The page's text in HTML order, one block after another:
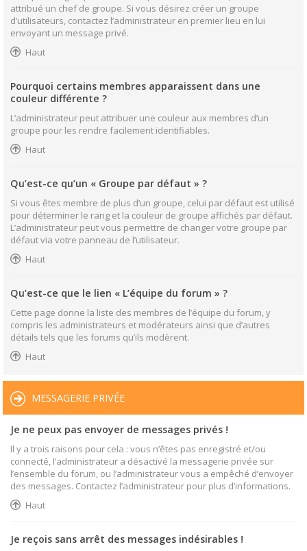
attribué un chef de groupe. Si vous désirez créer un groupe
d’utilisateurs, contactez l’administrateur en premier lieu en lui
envoyant un message privé.
Haut
Pourquoi certains membres apparaissent dans une
couleur différente ?
L’administrateur peut attribuer une couleur aux membres d’un
groupe pour les rendre facilement identifiables.
Haut
Qu’est-ce qu’un « Groupe par défaut » ?
Si vous êtes membre de plus d’un groupe, celui par défaut est utilisé
pour déterminer le rang et la couleur de groupe affichés par défaut.
L’administrateur peut vous permettre de changer votre groupe par
défaut via votre panneau de l’utilisateur.
Haut
Qu’est-ce que le lien « L’équipe du forum » ?
Cette page donne la liste des membres de l’équipe du forum, y
compris les administrateurs et modérateurs ainsi que d’autres
détails tels que les forums qu’ils modèrent.
Haut
MESSAGERIE PRIVÉE
Je ne peux pas envoyer de messages privés !
Il y a trois raisons pour cela : vous n’êtes pas enregistré et/ou
connecté, l’administrateur a désactivé la messagerie privée sur
l’ensemble du forum, ou l’administrateur vous a empêché d’envoyer
des messages. Contactez l’administrateur pour plus d’informations.
Haut
Je reçois sans arrêt des messages indésirables !